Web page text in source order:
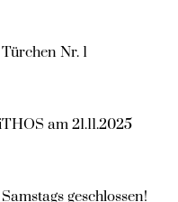
Nr. 1
am 21.11.2025
geschlossen!